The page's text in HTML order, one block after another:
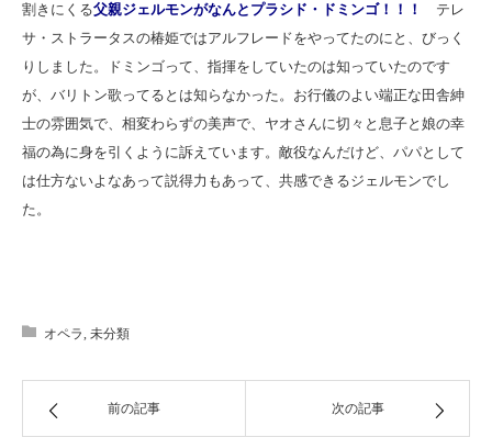
割きにくる父親ジェルモンがなんとプラシド・ドミンゴ！！！ テレ
サ・ストラータスの椿姫ではアルフレードをやってたのにと、びっく
りしました。ドミンゴって、指揮をしていたのは知っていたのです
が、バリトン歌ってるとは知らなかった。お行儀のよい端正な田舎紳
士の雰囲気で、相変わらずの美声で、ヤオさんに切々と息子と娘の幸
福の為に身を引くように訴えています。敵役なんだけど、パパとして
は仕方ないよなあって説得力もあって、共感できるジェルモンでし
た。
オペラ, 未分類
前の記事 次の記事